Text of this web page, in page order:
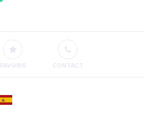
FAVORIS CONTACT